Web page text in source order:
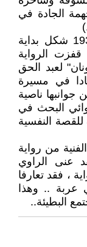
الجادة في
من الجدير بالذكر ان نقول بان عام 1939 شكل بداية
قفزت الرواية
لعبد الحق
في مسيرة
جوانبها ناصية
البحث في
النفسية
من رواية
عنى الراوي
، فقد تعارفا
عربة .. وهذا
البطيئة..